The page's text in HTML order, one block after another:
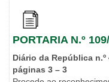
PORTARIA N.º
Diário da República n.º
páginas 3 – 3